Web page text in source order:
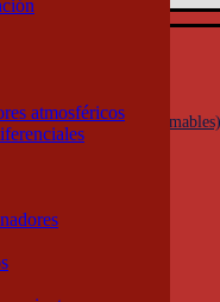
atmosféricos
Lógicos
Hombre-Máquina)
PCs)
control
y Señalización